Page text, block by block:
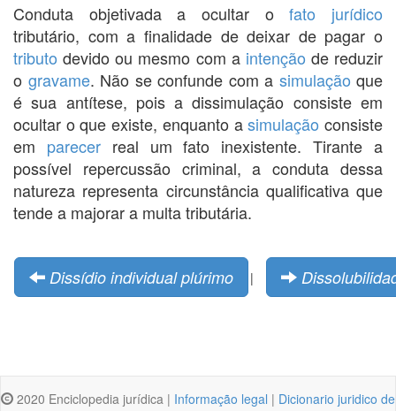
Conduta objetivada a ocultar ofato jurídico
tributário, com a finalidade de deixar de pagar o
tributo devido ou mesmo com a intenção de reduzir
o gravame. Não se confunde com a simulação que
é sua antítese, pois a dissimulação consiste em
ocultar o que existe, enquanto asimulação consiste
em parecerreal um fato inexistente. Tirante a
possível repercussão criminal, a conduta dessa
natureza representa circunstância qualificativa que
tende a majorar a multa tributária.
Dissídio individual plúrimo |
2020 Enciclopedia jurídica | Informação legal | Dicionario juridico de